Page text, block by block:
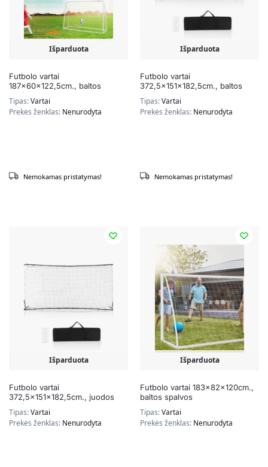
Išparduota
Futbolo vartai
187x60x122,5cm., baltos
spalvos
Tipas:Vartai
Prekės ženklas: Nenurodyta
Nemokamas pristatymas!
Išparduota
Futbolo vartai
372,5x151x182,5cm., baltos
spalvos
Tipas:Vartai
Prekės ženklas: Nenurodyta
Nemokamas pristatymas!
Išparduota
Futbolo vartai
372,5x151x182,5cm., juodos
spalvos
Tipas:Vartai
Prekės ženklas: Nenurodyta
Išparduota
Futbolo vartai 183x82x120cm.,
baltos spalvos
Tipas:Vartai
Prekės ženklas: Nenurodyta